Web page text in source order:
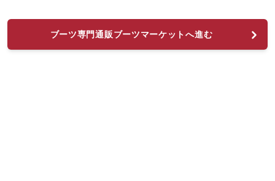
ブーツ専門通販ブーツマーケットへ進む